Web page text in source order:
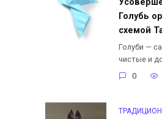
Голубь
схемой
Голуби —
чистые и
0